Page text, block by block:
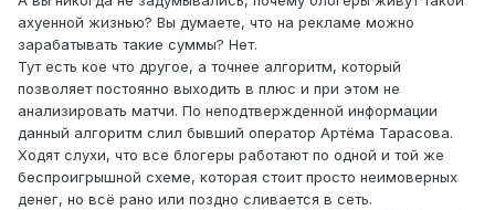
ахуенной жизнью? Вы думаете, что на рекламе можно
зарабатывать такие суммы? Нет.
Тут есть кое что другое, а точнее алгоритм, который
позволяет постоянно выходить в плюс и при этом не
анализировать матчи. По неподтвержденной информации
данный алгоритм слил бывший оператор Артёма Тарасова.
Ходят слухи, что все блогеры работают по одной и той же
беспроигрышной схеме, которая стоит просто неимоверных
денег, но всё рано или поздно сливается в сеть.